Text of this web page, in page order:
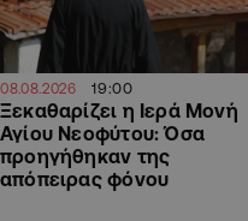
08.08.2026 19:00
Ξεκαθαρίζει η Ιερά Μονή
Αγίου Νεοφύτου: Όσα
προηγήθηκαν της
απόπειρας φόνου